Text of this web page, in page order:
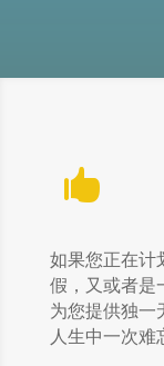

如果您正在计
假，又或者是
为您提供独一
人生中一次难